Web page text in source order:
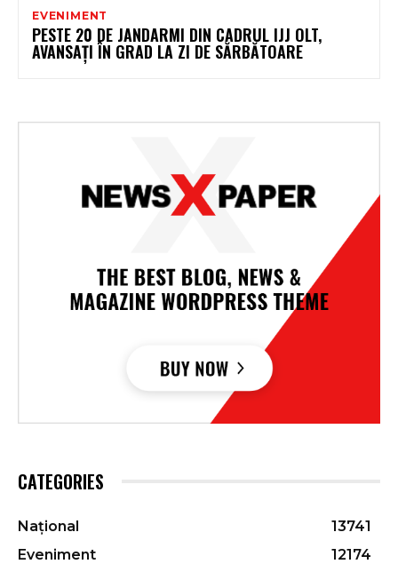
EVENIMENT
PESTE 20 DE JANDARMI DIN CADRUL IJJ OLT,
AVANSAȚI ÎN GRAD LA ZI DE SĂRBĂTOARE
CATEGORIES
Național
13741
Eveniment
12174